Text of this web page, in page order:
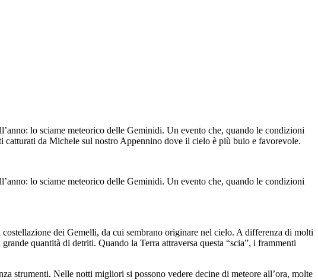
lo sciame meteorico delle Geminidi. Un evento che, quando le condizioni
catturati da Michele sul nostro Appennino dove il cielo è più buio e favorevole.
lo sciame meteorico delle Geminidi. Un evento che, quando le condizioni
dei Gemelli, da cui sembrano originare nel cielo. A differenza di molti
quantità di detriti. Quando la Terra attraversa questa “scia”, i frammenti
strumenti. Nelle notti migliori si possono vedere decine di meteore all’ora, molte